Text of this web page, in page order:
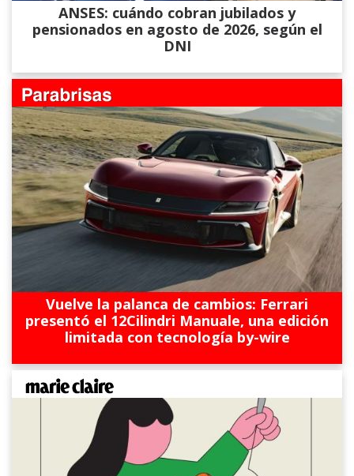
ANSES: cuándo cobran jubilados y
pensionados en agosto de 2026, según el
DNI
Vuelve la palanca de cambios: Ferrari
presentó el 12Cilindri Manuale, una edición
limitada con tecnología by-wire